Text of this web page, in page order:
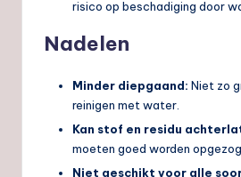
risico op beschadiging door
Nadelen
Minder diepgaand: Niet zo
reinigen met water.
Kan stof en residu
moeten goed worden
Niet geschikt voor alle